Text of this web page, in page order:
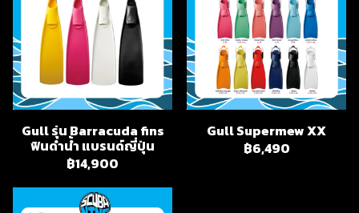
Gull รุ่น Barracuda fins
ฟินดำน้ำ แบรนด์ญี่ปุ่น
฿14,900
Gull Supermew XX
฿6,490